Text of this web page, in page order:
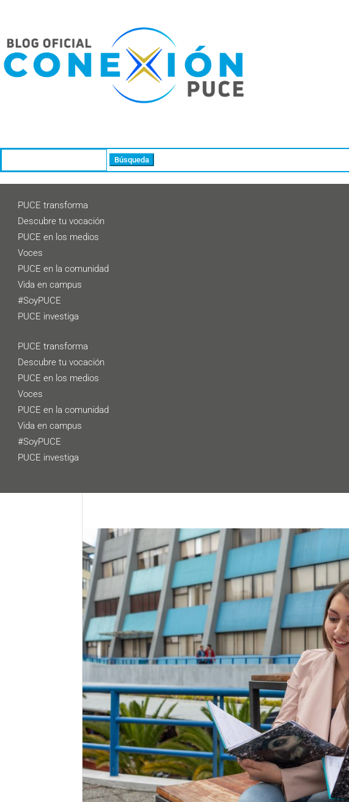
PUCE transforma
Descubre tu vocación
PUCE en los medios
Voces
PUCE en la comunidad
Vida en campus
#SoyPUCE
PUCE investiga
PUCE transforma
Descubre tu vocación
PUCE en los medios
Voces
PUCE en la comunidad
Vida en campus
#SoyPUCE
PUCE investiga